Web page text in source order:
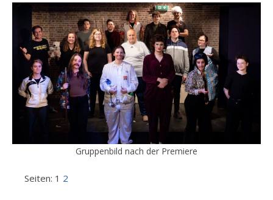
Gruppenbild nach der Premiere
Seiten: 1 2